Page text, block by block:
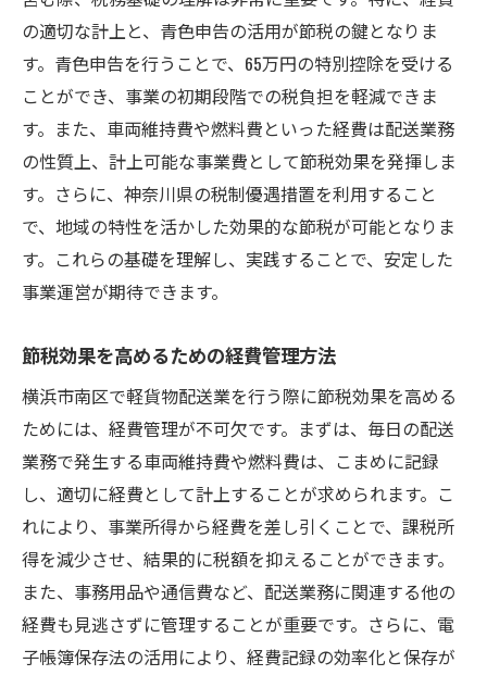
神奈川県の税制優遇措置を利用する方法
地域特性を活かした経費削減術
地元産品を活用したビジネスモデルの構築
南区の地理的特性を踏まえた効率的なルー
ト設定
税務専門家との連携で節税を最大化
住宅地と商業地が共存する南区での配送計画と
節税の秘訣
住宅地の特性を反映した配送戦略
時間帯別の配送計画で燃料費を節約
地域イベントに合わせた配送計画
柔軟な配送スケジュールの設定方法
配送と節税のバランスをとるポイント
軽貨物配送業者が知るべき神奈川県特有の節税
ポイント
県内の税制優遇措置をフル活用
事業に適した税務申告の選択肢
地元特有の税控除の申請手続き
の適切な計上と、青色申告の活用が節税の鍵となりま
す。青色申告を行うことで、65万円の特別控除を受ける
ことができ、事業の初期段階での税負担を軽減できま
す。また、車両維持費や燃料費といった経費は配送業務
の性質上、計上可能な事業費として節税効果を発揮しま
す。さらに、神奈川県の税制優遇措置を利用すること
で、地域の特性を活かした効果的な節税が可能となりま
す。これらの基礎を理解し、実践することで、安定した
事業運営が期待できます。
節税効果を高めるための経費管理方法
横浜市南区で軽貨物配送業を行う際に節税効果を高める
ためには、経費管理が不可欠です。まずは、毎日の配送
業務で発生する車両維持費や燃料費は、こまめに記録
し、適切に経費として計上することが求められます。こ
れにより、事業所得から経費を差し引くことで、課税所
得を減少させ、結果的に税額を抑えることができます。
また、事務用品や通信費など、配送業務に関連する他の
経費も見逃さずに管理することが重要です。さらに、電
子帳簿保存法の活用により、経費記録の効率化と保存が